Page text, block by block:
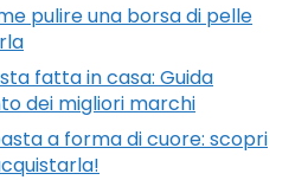
pulire una borsa di pelle
fatta in casa: Guida
dei migliori marchi
a forma di cuore: scopri